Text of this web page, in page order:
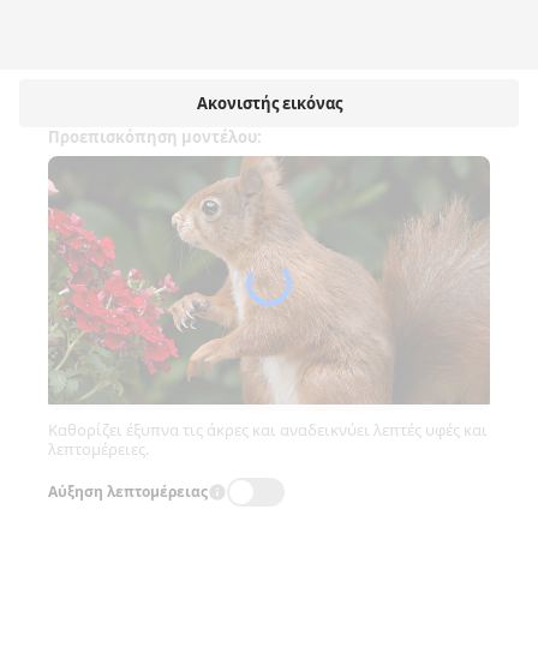
Ακονιστής εικόνας
Προεπισκόπηση μοντέλου:
Καθορίζει έξυπνα τις άκρες και αναδεικνύει λεπτές υφές και
λεπτομέρειες.
Αύξηση λεπτομέρειας